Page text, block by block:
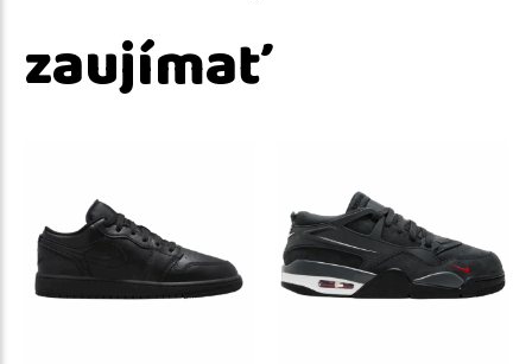
zaujímať